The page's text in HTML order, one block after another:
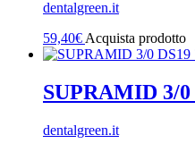
dentalgreen.it
59,40€ Acquista prodotto
SUPRAMID 3/0
dentalgreen.it